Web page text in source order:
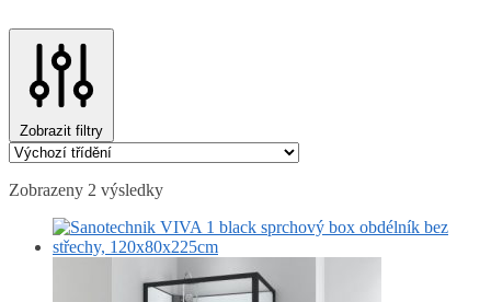
Zobrazit filtry
Zobrazeny 2 výsledky